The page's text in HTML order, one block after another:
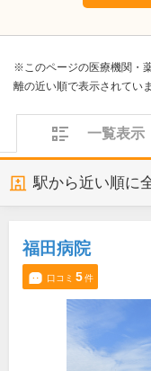
※このページの医療機関・
離の近い順で表示されてい
一覧表示
駅から近い順に
福田病院
口コミ 5件